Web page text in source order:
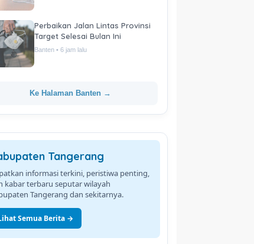
Perbaikan Jalan Lintas Provinsi
Target Selesai Bulan Ini
Banten • 6 jam lalu
Ke Halaman Banten →
Tangerang
informasi terkini, peristiwa penting,
kabar terbaru seputar wilayah
Tangerang dan sekitarnya.
Semua Berita →